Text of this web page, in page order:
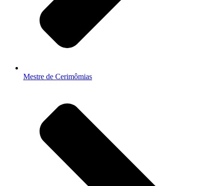
Mestre de Cerimômias